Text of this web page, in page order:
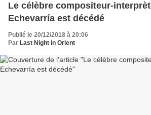
Le célèbre compositeur-
Echevarría est décédé
Publié le 20/12/2018 à 20:06
Par Last Night in Orient